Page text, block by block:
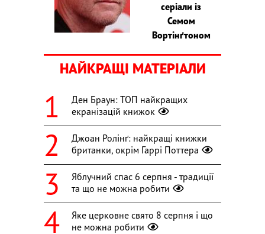
серіали із
Семом
Вортінґтоном
НАЙКРАЩІ МАТЕРІАЛИ
Ден Браун: ТОП найкращих
екранізацій книжок
Джоан Ролінґ: найкращі книжки
британки, окрім Гаррі Поттера
Яблучний спас 6 серпня - традиції
та що не можна робити
Яке церковне свято 8 серпня і що
не можна робити